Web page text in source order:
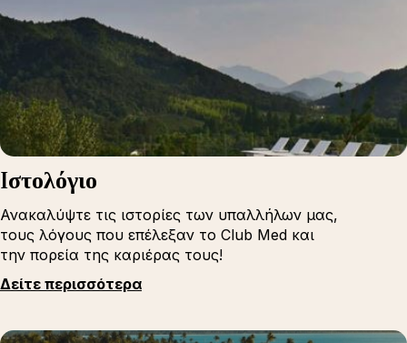
Iστολόγιο
Ανακαλύψτε τις ιστορίες των υπαλλήλων μας,
τους λόγους που επέλεξαν το Club Med και
την πορεία της καριέρας τους!
Δείτε περισσότερα